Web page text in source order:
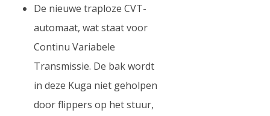
De nieuwe traploze CVT-
automaat, wat staat voor
Continu Variabele
Transmissie. De bak wordt
in deze Kuga niet geholpen
door flippers op het stuur,